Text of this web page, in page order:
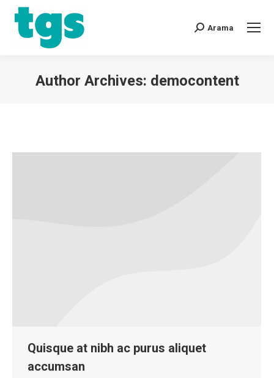
Arama
Author Archives: democontent
Quisque at nibh ac purus aliquet
accumsan